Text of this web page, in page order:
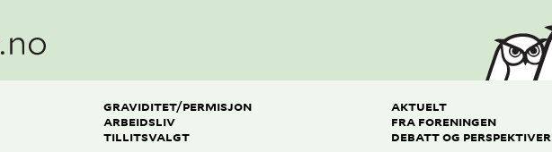
GRAVIDITET/PERMISJON
ARBEIDSLIV
TILLITSVALGT
AKTUELT
FRA FORENINGEN
DEBATT OG PERSPEKTIVER